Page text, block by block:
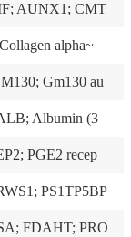
AUNX1; CMT
Collagen alpha~
Gm130 au
Albumin (3
PGE2 recep
PS1TP5BP
FDAHT; PRO